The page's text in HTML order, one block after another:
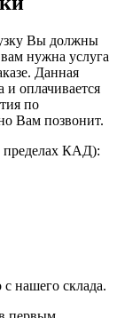
Вы должны
нужна услуга
Данная
оплачивается
по
Вам позвонит.
пределах КАД):
с нашего склада.